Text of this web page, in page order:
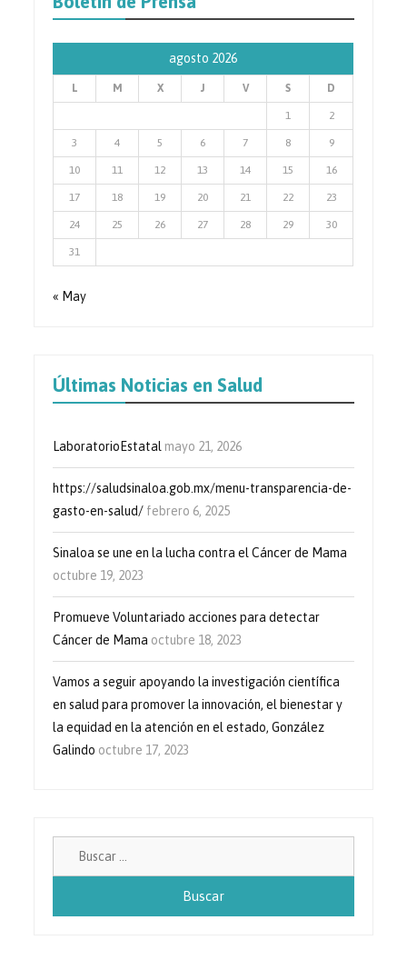
agosto 2026
L M X J V S D
1 2
3 4 5 6 7 8 9
10 11 12 13 14 15 16
17 18 19 20 21 22 23
24 25 26 27 28 29 30
31
« May
Últimas Noticias en Salud
LaboratorioEstatal mayo 21, 2026
https://saludsinaloa.gob.mx/menu-transparencia-de-
gasto-en-salud/ febrero 6, 2025
Sinaloa se une en la lucha contra el Cáncer de Mama
octubre 19, 2023
Promueve Voluntariado acciones para detectar
Cáncer de Mama octubre 18, 2023
Vamos a seguir apoyando la investigación científica
en salud para promover la innovación, el bienestar y
la equidad en la atención en el estado, González
Galindo octubre 17, 2023